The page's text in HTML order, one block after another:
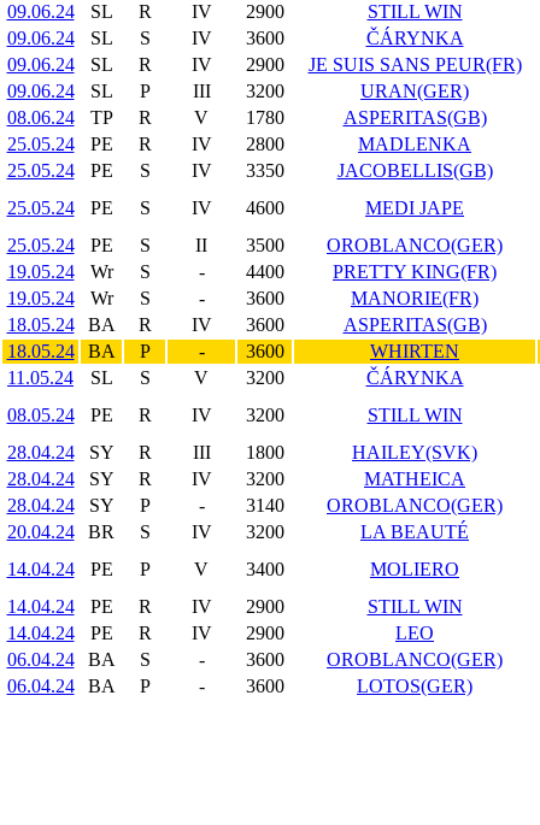
09.06.24
SL R IV 2900
STILL WIN
09.06.24
SL S IV 3600
ČÁRYNKA
09.06.24
SL R IV 2900
JE SUIS SANS PEUR(FR)
09.06.24
SL P III 3200
URAN(GER)
08.06.24
TP R V 1780
ASPERITAS(GB)
25.05.24
PE R IV 2800
MADLENKA
25.05.24
PE S IV 3350
JACOBELLIS(GB)
25.05.24
PE S IV 4600
MEDI JAPE
25.05.24
PE S II 3500
OROBLANCO(GER)
19.05.24
Wr S - 4400
PRETTY KING(FR)
19.05.24
Wr S - 3600
MANORIE(FR)
18.05.24
BA R IV 3600
ASPERITAS(GB)
18.05.24
BA P - 3600
WHIRTEN
11.05.24
SL S V 3200
ČÁRYNKA
08.05.24
PE R IV 3200
STILL WIN
28.04.24
SY R III 1800
HAILEY(SVK)
28.04.24
SY R IV 3200
MATHEICA
28.04.24
SY P - 3140
OROBLANCO(GER)
20.04.24
BR S IV 3200
LA BEAUTÉ
14.04.24
PE P V 3400
MOLIERO
14.04.24
PE R IV 2900
STILL WIN
14.04.24
PE R IV 2900
LEO
06.04.24
BA S - 3600
OROBLANCO(GER)
06.04.24
BA P - 3600 LOTOS(GER)